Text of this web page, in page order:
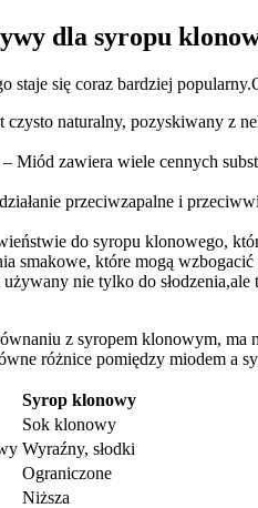
dla ​syropu
staje się‌ coraz bardziej
⁢naturalny, pozyskiwany z
– Miód zawiera ⁤wiele cennych
przeciwzapalne i
do syropu klonowego,
smakowe, które mogą wzbogacić
nie ⁢tylko do
z​ syropem ⁤klonowym, ma
różnice pomiędzy miodem ​a
Syrop​ klonowy
Sok klonowy
Wyraźny, ⁣słodki
Ograniczone
Niższa